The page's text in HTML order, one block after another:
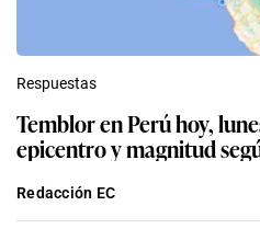
Respuestas
Temblor en Perú hoy,
epicentro y magnitud
Redacción EC